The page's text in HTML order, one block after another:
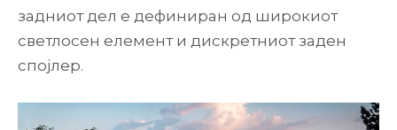
задниот дел е дефиниран од широкиот
светлосен елемент и дискретниот заден
спојлер.